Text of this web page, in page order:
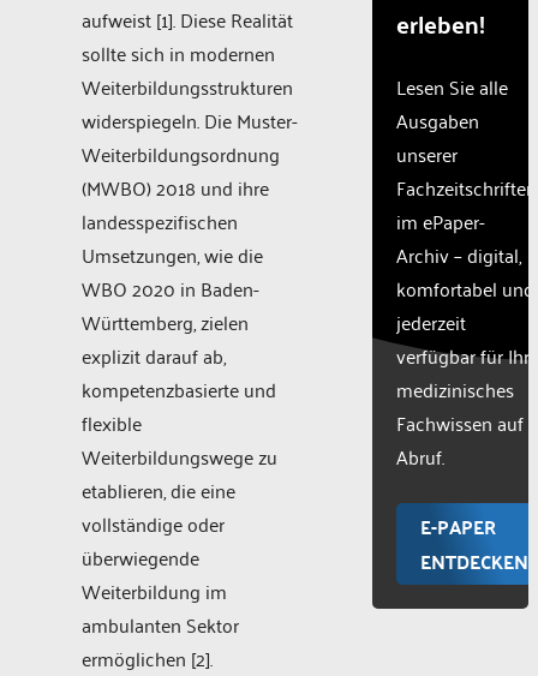
aufweist [1]. Diese Realität
sollte sich in modernen
Weiterbildungsstrukturen
widerspiegeln. Die Muster-
Weiterbildungsordnung
(MWBO) 2018 und ihre
landesspezifischen
Umsetzungen, wie die
WBO 2020 in Baden-
Württemberg, zielen
explizit darauf ab,
kompetenzbasierte und
flexible
Weiterbildungswege zu
etablieren, die eine
vollständige oder
überwiegende
Weiterbildung im
ambulanten Sektor
ermöglichen [2].
erleben!
Lesen Sie alle
Ausgaben
unserer
Fachzeitschriften
im ePaper-
Archiv – digital,
komfortabel und
jederzeit
verfügbar für Ihr
medizinisches
Fachwissen auf
Abruf.
E-PAPER
ENTDECKEN